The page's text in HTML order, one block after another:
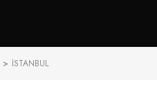
> İSTANBUL